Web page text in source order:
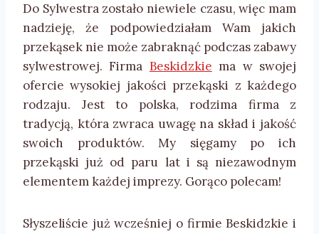
Do Sylwestra zostało niewiele czasu, więc mam
nadzieję, że podpowiedziałam Wam jakich
przekąsek nie może zabraknąć podczas zabawy
sylwestrowej. Firma Beskidzkie ma w swojej
ofercie wysokiej jakości przekąski z każdego
rodzaju. Jest to polska, rodzima firma z
tradycją, która zwraca uwagę na skład i jakość
swoich produktów. My sięgamy po ich
przekąski już od paru lat i są niezawodnym
elementem każdej imprezy. Gorąco polecam!
Słyszeliście już wcześniej o firmie Beskidzkie i